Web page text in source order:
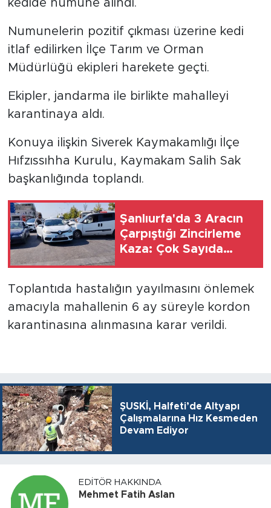
kedide numune alındı.
Numunelerin pozitif çıkması üzerine kedi
itlaf edilirken İlçe Tarım ve Orman
Müdürlüğü ekipleri harekete geçti.
Ekipler, jandarma ile birlikte mahalleyi
karantinaya aldı.
Konuya ilişkin Siverek Kaymakamlığı İlçe
Hıfzıssıhha Kurulu, Kaymakam Salih Sak
başkanlığında toplandı.
Şanlıurfa'da 3 Aracın
Çarpıştığı Zincirleme
Kaza: Çok Sayıda
Toplantıda hastalığın yayılmasını önlemek
amacıyla mahallenin 6 ay süreyle kordon
karantinasına alınmasına karar verildi.
ŞUSKİ, Halfeti’de Altyapı
Çalışmalarına Hız Kesmeden
Devam Ediyor
EDITÖR HAKKINDA
Mehmet Fatih Aslan